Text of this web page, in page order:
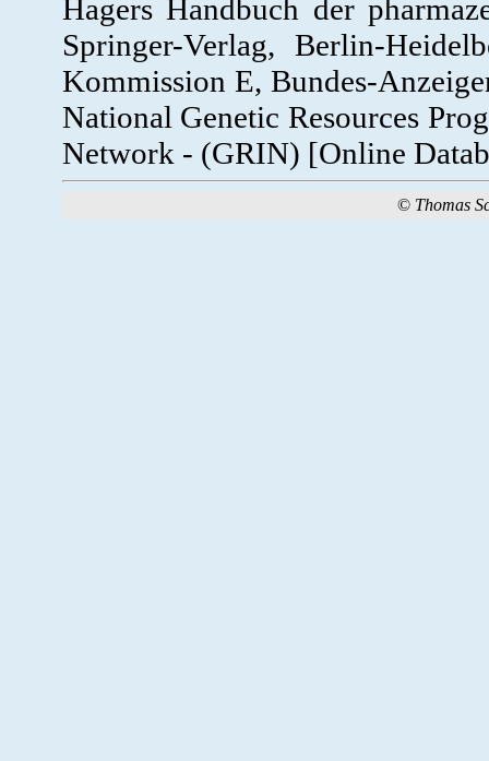
Hagers Handbuch der
Springer-Verlag, Berlin-
Kommission E, Bundes-
National Genetic Resources
Network - (GRIN) [Online
© Thomas